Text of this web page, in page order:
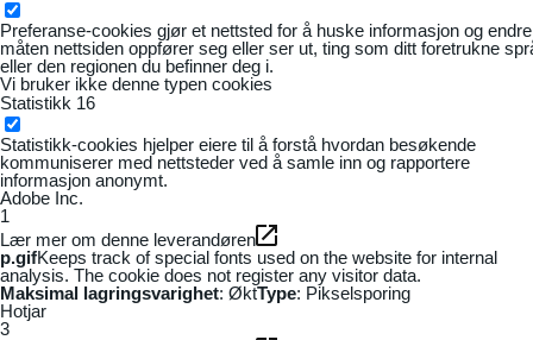
Preferanse-cookies gjør et nettsted for å huske informasjon og
måten nettsiden oppfører seg eller ser ut, ting som ditt foretrukne
eller den regionen du befinner deg i.
Vi bruker ikke denne typen cookies
Statistikk 16
Statistikk-cookies hjelper eiere til å forstå hvordan besøkende
kommuniserer med nettsteder ved å samle inn og rapportere
informasjon anonymt.
Adobe Inc.
1
Lær mer om denne leverandøren
p.gifKeeps track of special fonts used on the website for internal
analysis. The cookie does not register any visitor data.
Maksimal lagringsvarighet: ØktType: Pikselsporing
Hotjar
3